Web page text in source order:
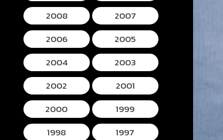
2008
2007
2006
2005
2004
2003
2002
2001
2000
1999
1998
1997